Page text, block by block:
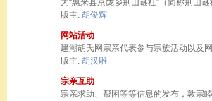
为“惠来县京陇乡荆山谜社”（简称荆山
版主: 胡俊辉
网站活动
建潮胡氏网宗亲代表参与宗族活动以及网
版主: 胡汉雕
宗亲互助
宗亲求助、帮困等等信息的发布，敦宗